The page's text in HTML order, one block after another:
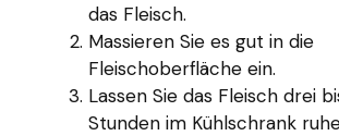
das Fleisch.
Massieren Sie es gut in die
Fleischoberfläche ein.
Lassen Sie das Fleisch drei
Stunden im Kühlschrank